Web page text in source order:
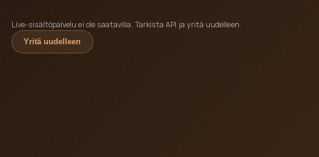
Live-sisältöpalvelu ei ole saatavilla. Tarkista API ja yritä uudelleen.
Yritä uudelleen